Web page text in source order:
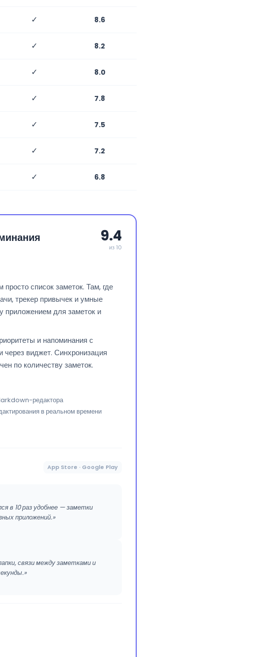
✓ 8.6
✓ 8.2
✓ 8.0
✓ 7.8
✓ 7.5
✓ 7.2
✓ 6.8
9.4
из 10
список заметок. Там, где
трекер привычек и умные
приложением для заметок и
и напоминания с
через виджет. Синхронизация
по количеству заметок.
редактора
в реальном времени
App Store · Google Play
в 10 раз удобнее — заметки
приложений.»
связи между заметками и